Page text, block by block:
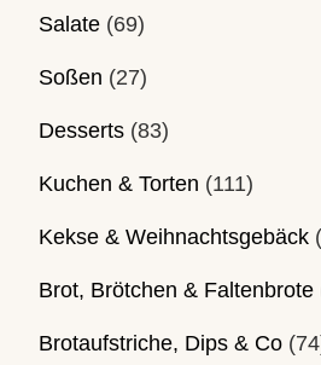
Salate (69)
Soßen (27)
Desserts (83)
Kuchen & Torten (111)
Kekse & Weihnachtsgebäck
Brot, Brötchen & Faltenbrote
Brotaufstriche, Dips & Co